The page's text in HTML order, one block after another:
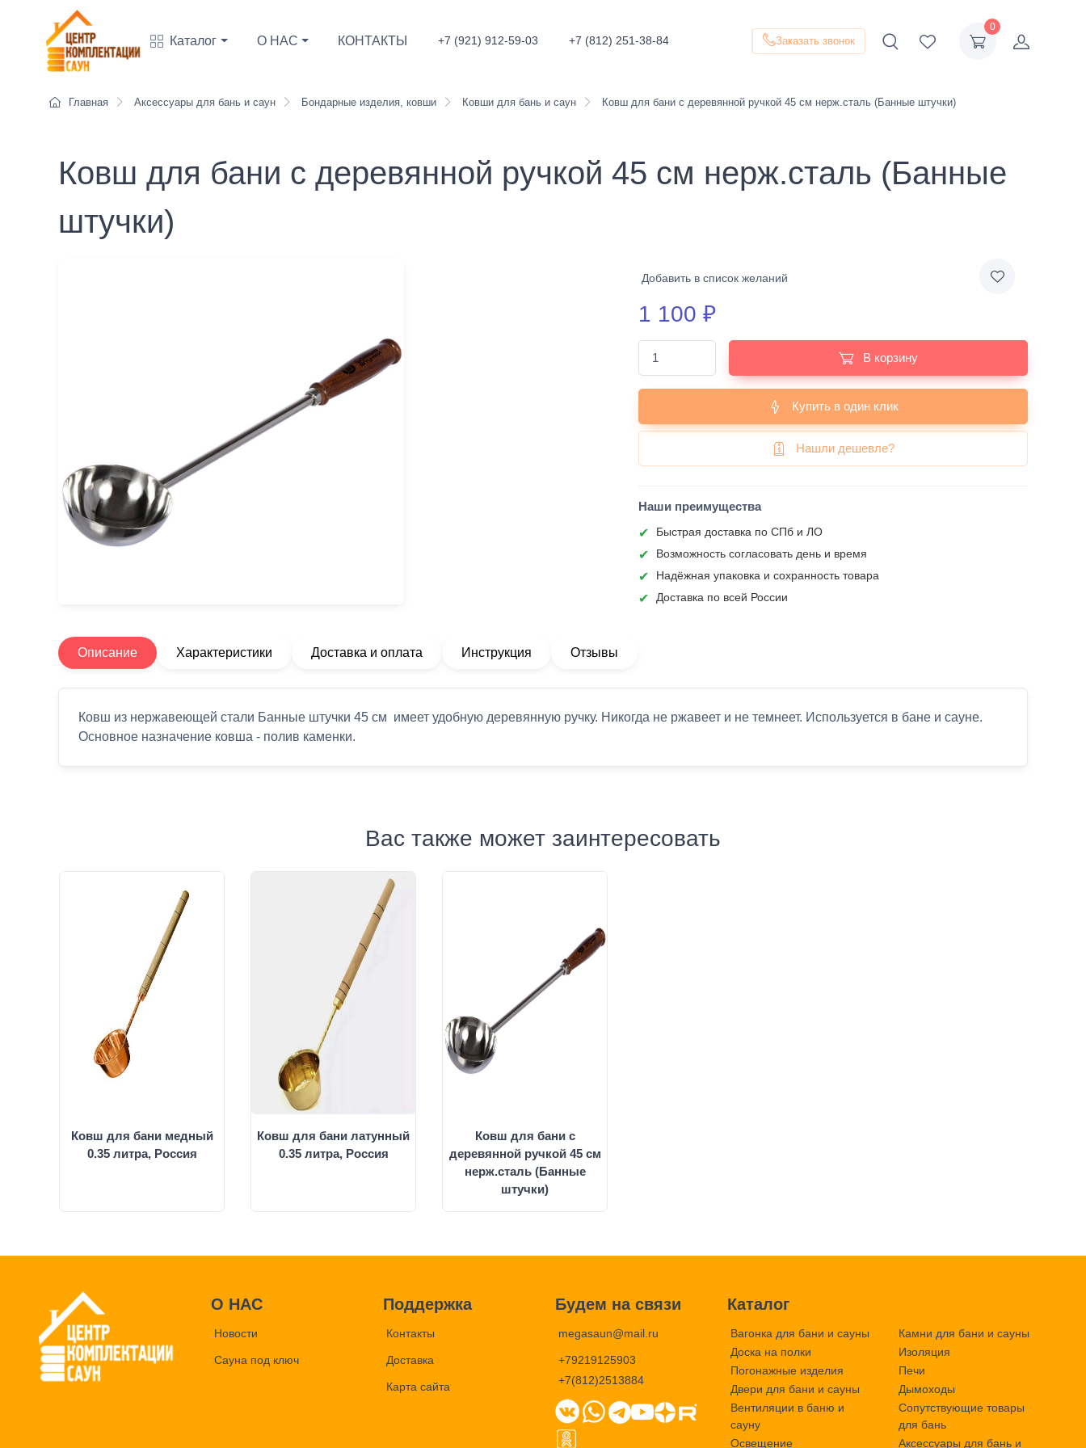
Каталог О НАС КОНТАКТЫ +7 (921) 912-59-03 +7 (812) 251-38-84 Заказать звонок
0
Главная Аксессуары для бань и саун Бондарные изделия, ковши Ковши для бань и саун Ковш для бани с деревянной ручкой 45 см нерж.сталь (Банные штучки)
Ковш для бани с деревянной ручкой 45 см нерж.сталь (Банные
штучки)
Добавить в список желаний
1 100 ₽
В корзину
Купить в один клик
Нашли дешевле?
Наши преимущества
Быстрая доставка по СПб и ЛО
Возможность согласовать день и время
Надёжная упаковка и сохранность товара
Доставка по всей России
Описание Характеристики Доставка и оплата Инструкция Отзывы
Ковш из нержавеющей стали Банные штучки 45 см имеет удобную деревянную ручку. Никогда не ржавеет и не темнеет. Используется в бане и сауне.
Основное назначение ковша - полив каменки.
Вас также может заинтересовать
Ковш для бани медный
0.35 литра, Россия
Ковш для бани латунный
0.35 литра, Россия
Ковш для бани с
деревянной ручкой 45 см
нерж.сталь (Банные
штучки)
О НАС
Новости
Сауна под ключ
Поддержка
Контакты
Доставка
Карта сайта
Будем на связи
megasaun@mail.ru
+79219125903
+7(812)2513884
Каталог
Вагонка для бани и сауны
Доска на полки
Погонажные изделия
Двери для бани и сауны
Вентиляции в баню и
сауну
Освещение
Камни для бани и сауны
Изоляция
Печи
Дымоходы
Сопутствующие товары
для бань
Аксессуары для бань и